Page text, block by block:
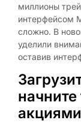
миллионы
интерфейсом
сложно. В
уделили
оставив